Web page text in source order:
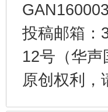
投稿邮箱：
12号（华
原创权利，
法徽映军营